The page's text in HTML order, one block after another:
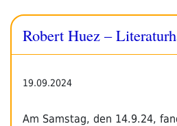
Robert Huez –
19.09.2024
Am Samstag, den 14.9.24,